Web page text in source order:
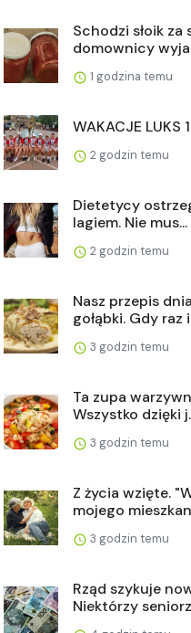
Schodzi słoik za
domownicy
1 godzina temu
WAKACJE LUKS
2 godzin temu
Dietetycy
lagiem. Nie mus...
2 godzin temu
Nasz przepis
gołąbki. Gdy raz
3 godzin temu
Ta zupa
Wszystko dzięki
3 godzin temu
Z życia wzięte.
mojego
3 godzin temu
Rząd szykuje
Niektórzy